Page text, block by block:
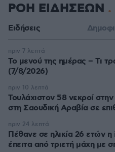
ΡΟΗ ΕΙΔΗΣΕΩΝ
Ειδήσεις
Το μενού της ημέρας – Τι
(7/8/2026)
πριν 7 λεπτά
Τουλάχιστον 58 νεκροί
στη Σαουδική Αραβία σε
πριν 10 λεπτά
Πέθανε σε ηλικία 26 ετών η
έπειτα από τριετή μάχη με
πριν 24 λεπτά